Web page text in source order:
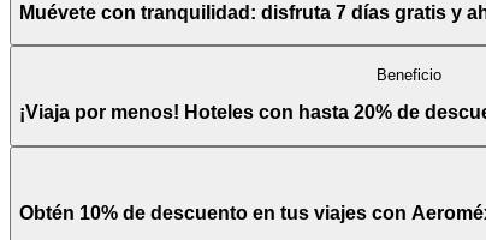
Muévete con tranquilidad: disfruta 7 días gratis y
Beneficio
¡Viaja por menos! Hoteles con hasta 20% de
Obtén 10% de descuento en tus viajes con